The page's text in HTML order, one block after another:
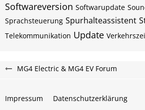
Softwareversion Softwarupdate
Sprachsteuerung Spurhalteassistent
Telekommunikation Update
MG4 Electric & MG4 EV Forum
Impressum
Datenschutzerklärung